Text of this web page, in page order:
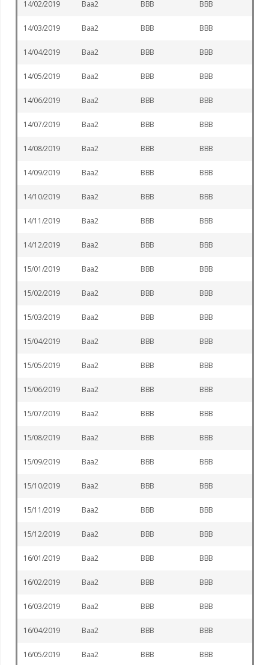
14/02/2019 Baa2 BBB BBB
14/03/2019 Baa2 BBB BBB
14/04/2019 Baa2 BBB BBB
14/05/2019 Baa2 BBB BBB
14/06/2019 Baa2 BBB BBB
14/07/2019 Baa2 BBB BBB
14/08/2019 Baa2 BBB BBB
14/09/2019 Baa2 BBB BBB
14/10/2019 Baa2 BBB BBB
14/11/2019 Baa2 BBB BBB
14/12/2019 Baa2 BBB BBB
15/01/2019 Baa2 BBB BBB
15/02/2019 Baa2 BBB BBB
15/03/2019 Baa2 BBB BBB
15/04/2019 Baa2 BBB BBB
15/05/2019 Baa2 BBB BBB
15/06/2019 Baa2 BBB BBB
15/07/2019 Baa2 BBB BBB
15/08/2019 Baa2 BBB BBB
15/09/2019 Baa2 BBB BBB
15/10/2019 Baa2 BBB BBB
15/11/2019 Baa2 BBB BBB
15/12/2019 Baa2 BBB BBB
16/01/2019 Baa2 BBB BBB
16/02/2019 Baa2 BBB BBB
16/03/2019 Baa2 BBB BBB
16/04/2019 Baa2 BBB BBB
16/05/2019 Baa2 BBB BBB